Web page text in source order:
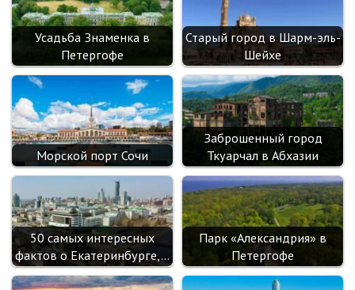
Усадьба Знаменка в
Петергофе
Старый город в Шарм-эль-
Шейхе
Морской порт Сочи
Заброшенный город
Ткуарчал в Абхазии
50 самых интересных
фактов о Екатеринбурге,…
Парк «Александрия» в
Петергофе